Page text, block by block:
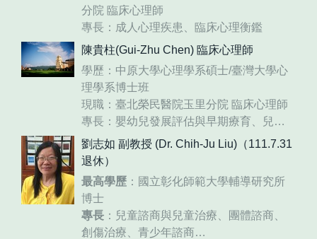
分院 臨床心理師
專長：成人心理疾患、臨床心理衡鑑
陳貴柱(Gui-Zhu Chen) 臨床心理師
學歷：中原大學心理學系碩士/臺灣大學心
理學系博士班
現職：臺北榮民醫院玉里分院 臨床心理師
專長：嬰幼兒發展評估與早期療育、兒童
與青少年心理衡鑑與心理治療、行為改變
技術
劉志如 副教授 (Dr. Chih-Ju Liu)（111.7.31
退休）
最高學歷 ：國立彰化師範大學輔導研究所
博士
專長 ：兒童諮商與兒童治療、團體諮商、
創傷治療、青少年諮商